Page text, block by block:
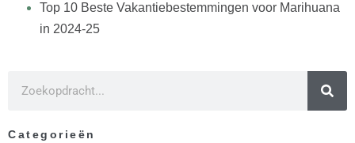
Top 10 Beste Vakantiebestemmingen voor Marihuana
in 2024-25
Categorieën